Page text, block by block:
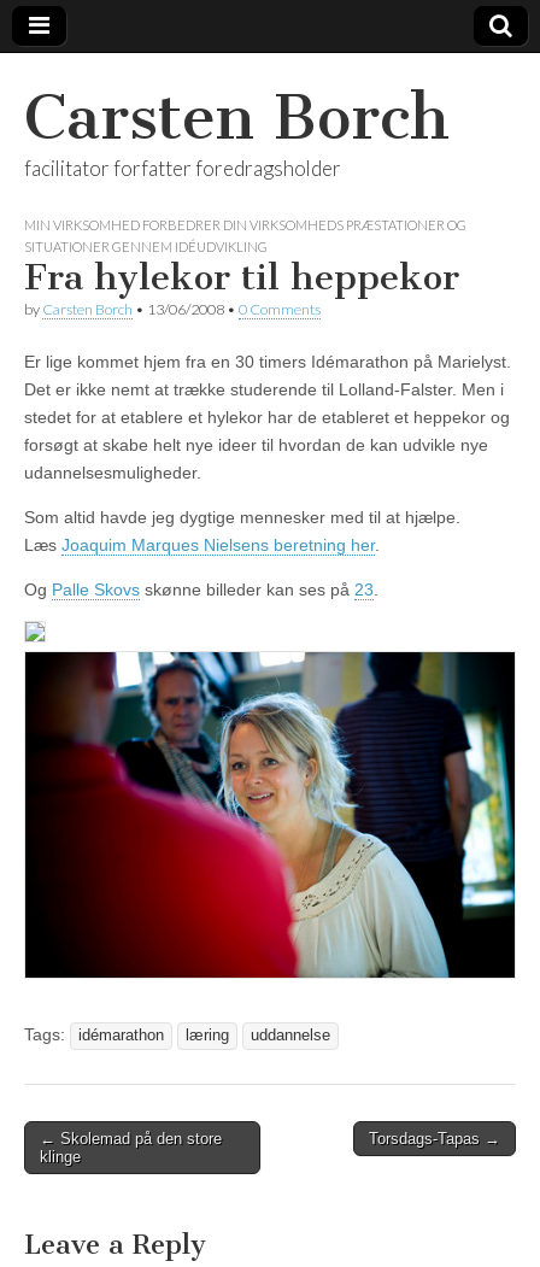
Carsten Borch
facilitator forfatter foredragsholder
MIN VIRKSOMHED FORBEDRER DIN VIRKSOMHEDS PRÆSTATIONER OG
SITUATIONER GENNEM IDÉUDVIKLING
Fra hylekor til heppekor
by Carsten Borch • 13/06/2008 • 0 Comments
Er lige kommet hjem fra en 30 timers Idémarathon på Marielyst.
Det er ikke nemt at trække studerende til Lolland-Falster. Men i
stedet for at etablere et hylekor har de etableret et heppekor og
forsøgt at skabe helt nye ideer til hvordan de kan udvikle nye
udannelsesmuligheder.
Som altid havde jeg dygtige mennesker med til at hjælpe.
Læs Joaquim Marques Nielsens beretning her.
Og Palle Skovs skønne billeder kan ses på 23
Tags: idémarathon læring uddannelse
Post
navigation
← Skolemad på den store
klinge
Torsdags-Tapas →
Leave a Reply